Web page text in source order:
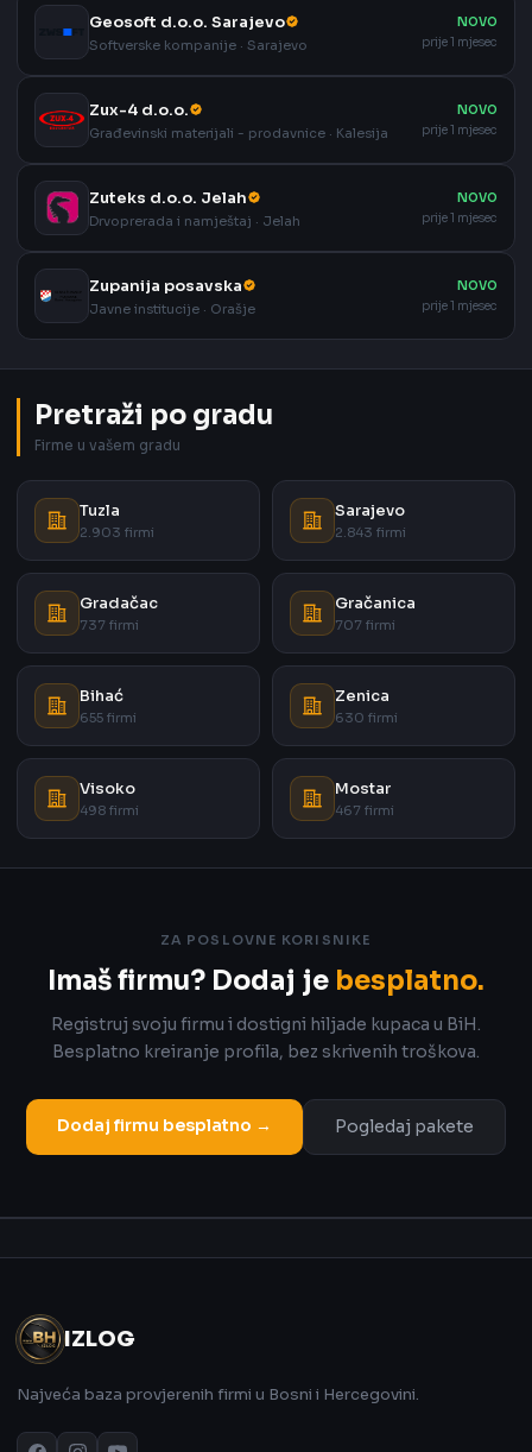
Geosoft d.o.o. Sarajevo
Softverske kompanije · Sarajevo
NOVO
prije 1 mjesec
Zux-4 d.o.o.
Građevinski materijali - prodavnice · Kalesija
NOVO
prije 1 mjesec
Zuteks d.o.o. Jelah
Drvoprerada i namještaj · Jelah
NOVO
prije 1 mjesec
Zupanija posavska
Javne institucije · Orašje
NOVO
prije 1 mjesec
Pretraži po gradu
Firme u vašem gradu
Tuzla
2.903 firmi
Sarajevo
2.843 firmi
Gradačac
737 firmi
Gračanica
707 firmi
Bihać
655 firmi
Zenica
630 firmi
Visoko
498 firmi
Mostar
467 firmi
ZA POSLOVNE KORISNIKE
Imaš firmu? Dodaj je besplatno.
Registruj svoju firmu i dostigni hiljade kupaca u BiH.
Besplatno kreiranje profila, bez skrivenih troškova.
Dodaj firmu besplatno → Pogledaj pakete
IZLOG
Najveća baza provjerenih firmi u Bosni i Hercegovini.